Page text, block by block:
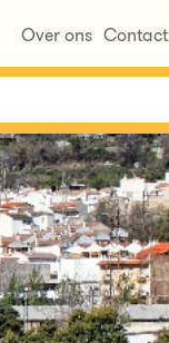
Over ons Contact